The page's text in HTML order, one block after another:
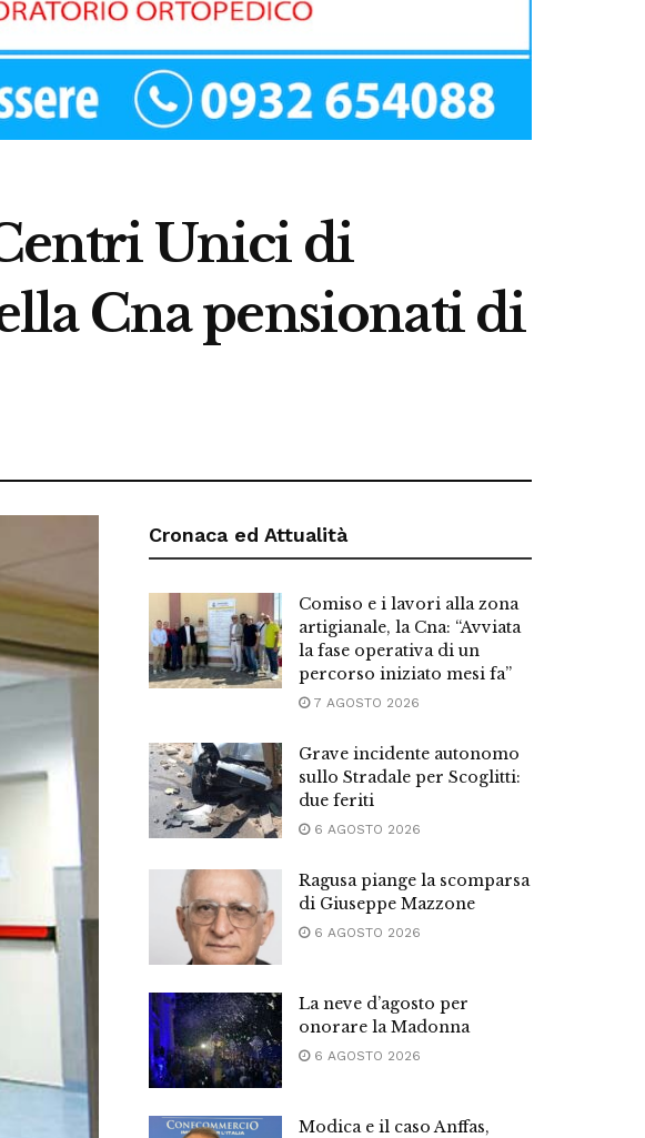
Unici di
Cna pensionati di
Cronaca ed Attualità
Comiso e i lavori alla zona
artigianale, la Cna: “Avviata
la fase operativa di un
percorso iniziato mesi fa”
7 AGOSTO 2026
Grave incidente autonomo
sullo Stradale per Scoglitti:
due feriti
6 AGOSTO 2026
Ragusa piange la scomparsa
di Giuseppe Mazzone
6 AGOSTO 2026
La neve d’agosto per
onorare la Madonna
6 AGOSTO 2026
Modica e il caso Anffas,